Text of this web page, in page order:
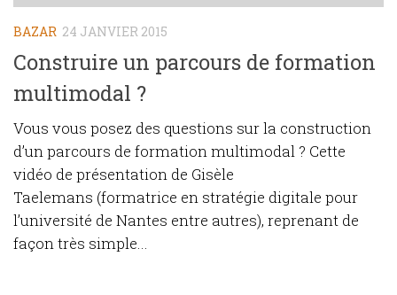
BAZAR 24 JANVIER 2015
Construire un parcours de formation
multimodal ?
Vous vous posez des questions sur la construction
d’un parcours de formation multimodal ? Cette
vidéo de présentation de Gisèle
Taelemans (formatrice en stratégie digitale pour
l’université de Nantes entre autres), reprenant de
façon très simple...